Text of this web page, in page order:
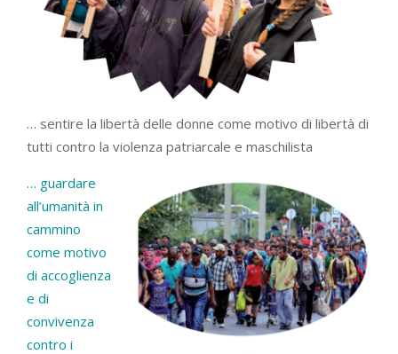
… sentire la libertà delle donne come motivo di libertà di
tutti contro la violenza patriarcale e maschilista
… guardare
all’umanità in
cammino
come motivo
di accoglienza
e di
convivenza
contro i